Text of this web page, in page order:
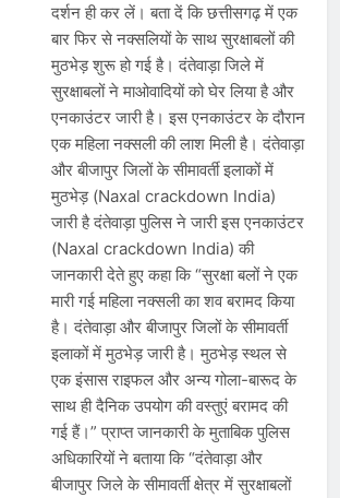
दर्शन ही कर लें। बता दें कि छत्तीसगढ़ में एक
बार फिर से नक्सलियों के साथ सुरक्षाबलों की
मुठभेड़ शुरू हो गई है। दंतेवाड़ा जिले में
सुरक्षाबलों ने माओवादियों को घेर लिया है और
एनकाउंटर जारी है। इस एनकाउंटर के दौरान
एक महिला नक्सली की लाश मिली है। दंतेवाड़ा
और बीजापुर जिलों के सीमावर्ती इलाकों में
मुठभेड़ (Naxal crackdown India)
जारी है दंतेवाड़ा पुलिस ने जारी इस एनकाउंटर
(Naxal crackdown India) की
जानकारी देते हुए कहा कि “सुरक्षा बलों ने एक
मारी गई महिला नक्सली का शव बरामद किया
है। दंतेवाड़ा और बीजापुर जिलों के सीमावर्ती
इलाकों में मुठभेड़ जारी है। मुठभेड़ स्थल से
एक इंसास राइफल और अन्य गोला-बारूद के
साथ ही दैनिक उपयोग की वस्तुएं बरामद की
गई हैं।” प्राप्त जानकारी के मुताबिक पुलिस
अधिकारियों ने बताया कि “दंतेवाड़ा और
बीजापुर जिले के सीमावर्ती क्षेत्र में सुरक्षाबलों